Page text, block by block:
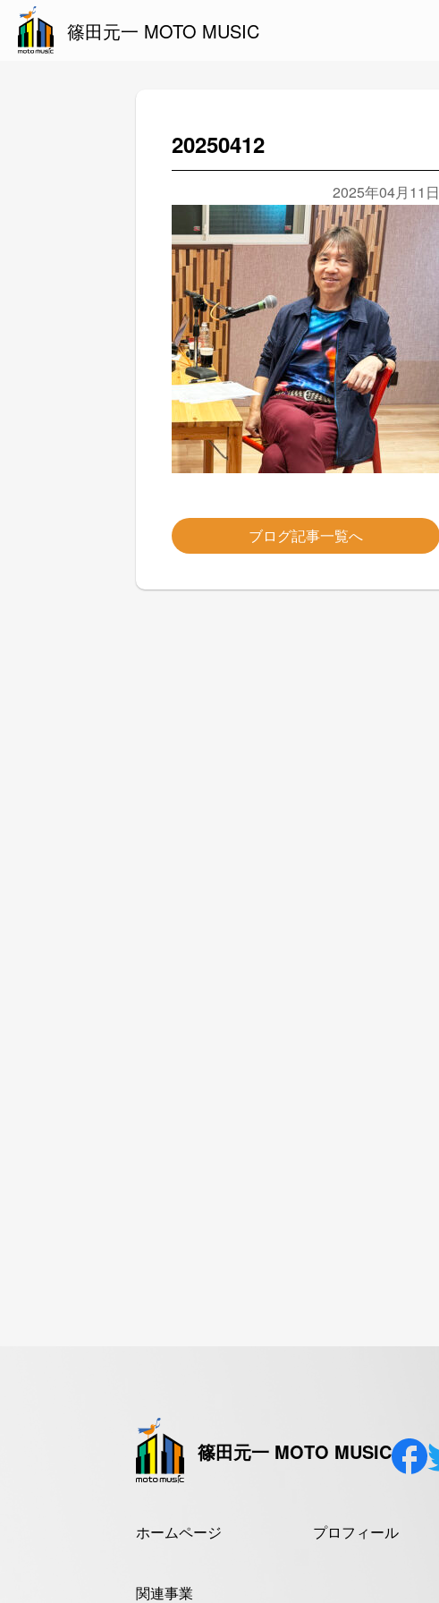
篠田元一 MOTO MUSIC
20250412
2025年04月11日
ブログ記事一覧へ
篠田元一 MOTO MUSIC
ホームページ プロフィール
関連事業